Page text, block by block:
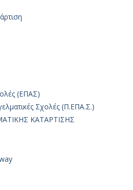
(ΕΠΑΣ)
Σχολές (Π.ΕΠΑ.Σ.)
ΚΑΤΑΡΤΙΣΗΣ